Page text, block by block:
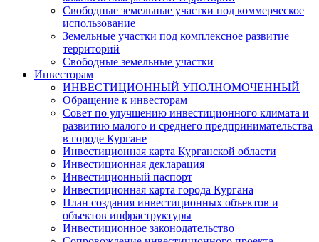
Свободные земельные участки под коммерческое
использование
Земельные участки под комплексное развитие
территорий
Свободные земельные участки
Инвесторам
ИНВЕСТИЦИОННЫЙ УПОЛНОМОЧЕННЫЙ
Обращение к инвесторам
Совет по улучшению инвестиционного климата и
развитию малого и среднего предпринимательства
в городе Кургане
Инвестиционная карта Курганской области
Инвестиционная декларация
Инвестиционный паспорт
Инвестиционная карта города Кургана
План создания инвестиционных объектов и
объектов инфраструктуры
Инвестиционное законодательство